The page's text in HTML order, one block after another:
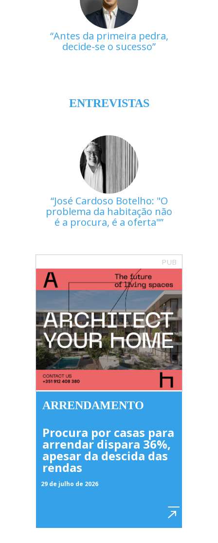
Antes da primeira pedra,
decide-se o sucesso
ENTREVISTAS
José Cardoso Botelho: "O
problema da habitação não
é a procura, é a oferta"
PUB
ARRENDAMENTO
Procura por casas para
arrendar dispara 36%,
apesar da descida das
rendas
29 de julho de 2026